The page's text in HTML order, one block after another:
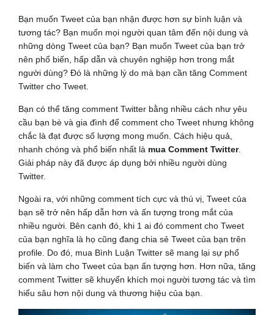
Bạn muốn Tweet của bạn nhận được hơn sự bình luận và
tương tác? Bạn muốn mọi người quan tâm đến nội dung và
những dòng Tweet của bạn? Bạn muốn Tweet của bạn trở
nên phổ biến, hấp dẫn và chuyên nghiệp hơn trong mắt
người dùng? Đó là những lý do mà bạn cần tăng Comment
Twitter cho Tweet.
Bạn có thể tăng comment Twitter bằng nhiều cách như yêu
cầu bạn bè và gia đình để comment cho Tweet nhưng không
chắc là đạt được số lượng mong muốn. Cách hiệu quả,
nhanh chóng và phổ biến nhất là mua Comment Twitter.
Giải pháp này đã được áp dụng bởi nhiều người dùng
Twitter.
Ngoài ra, với những comment tích cực và thú vị, Tweet của
bạn sẽ trở nên hấp dẫn hơn và ấn tượng trong mắt của
nhiều người. Bên cạnh đó, khi 1 ai đó comment cho Tweet
của bạn nghĩa là họ cũng đang chia sẻ Tweet của bạn trên
profile. Do đó, mua Bình Luận Twitter sẽ mang lại sự phổ
biến và làm cho Tweet của bạn ấn tượng hơn. Hơn nữa, tăng
comment Twitter sẽ khuyến khích mọi người tương tác và tìm
hiểu sâu hơn nội dung và thương hiệu của bạn.